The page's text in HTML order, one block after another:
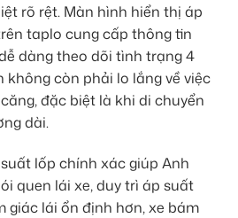
rõ rệt. Màn hình hiển thị áp
taplo cung cấp thông tin
dàng theo dõi tình trạng 4
không còn phải lo lắng về việc
đặc biệt là khi di chuyển
dài.
lốp chính xác giúp Anh
quen lái xe, duy trì áp suất
giác lái ổn định hơn, xe bám